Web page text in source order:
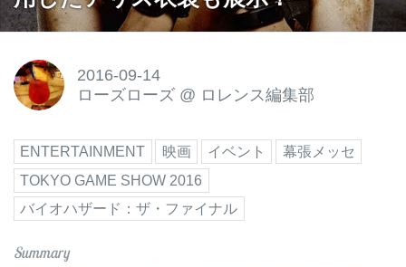
2016-09-14
ローズローズ @ ロレンス編集部
ENTERTAINMENT 映画 イベント
幕張メッセ
TOKYO GAME SHOW 2016
バイオハザード：ザ・ファイナル